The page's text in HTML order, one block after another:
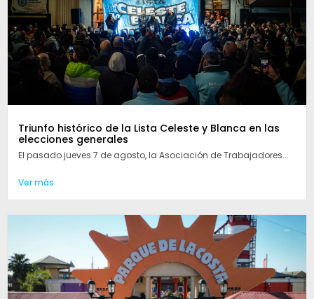
Triunfo histórico de la Lista Celeste y Blanca en las
elecciones generales
El pasado jueves 7 de agosto, la Asociación de Trabajadores...
Ver más